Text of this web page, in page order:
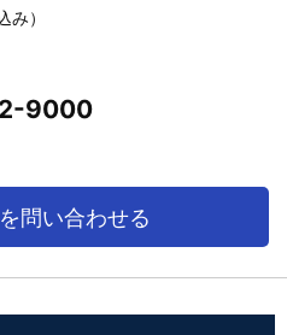
み）
9000
問い合わせる